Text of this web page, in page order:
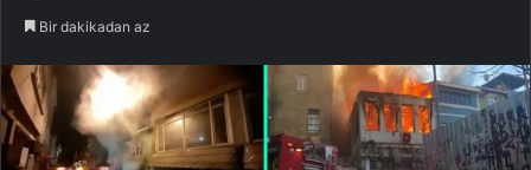
Bir dakikadan az